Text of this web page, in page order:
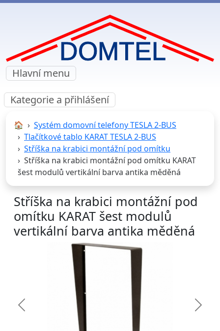
Hlavní menu
Kategorie a přihlášení
🏠︎
Systém domovní telefony TESLA 2-BUS
Tlačítkové tablo KARAT TESLA 2-BUS
Stříška na krabici montážní pod omítku
Stříška na krabici montážní pod omítku KARAT
šest modulů vertikální barva antika měděná
Stříška na krabici montážní pod
omítku KARAT šest modulů
vertikální barva antika měděná
Předchozí Další